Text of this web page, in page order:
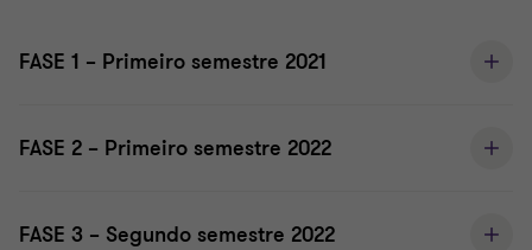
FASE 1 – Primeiro semestre 2021
FASE 2 – Primeiro semestre 2022
FASE 3 – Segundo semestre 2022